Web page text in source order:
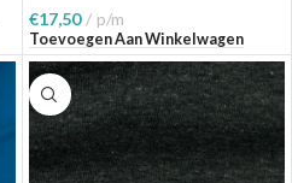
€17,50 p/m
Toevoegen Aan Winkelwagen